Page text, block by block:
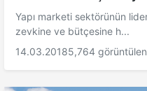
Yapı marketi sektörünün
zevkine ve bütçesine h...
14.03.20185,764